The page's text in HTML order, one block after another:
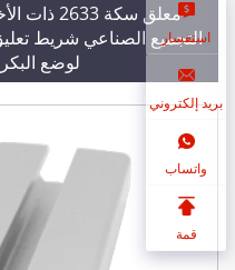
التجميع الصناعي شريط
لوضع
استفسار
بريد إلكتروني
واتساب
قمة